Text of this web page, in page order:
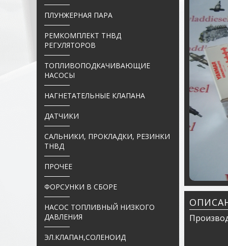
ПЛУНЖЕРНАЯ ПАРА
РЕМКОМПЛЕКТ ТНВД
РЕГУЛЯТОРОВ
ТОПЛИВОПОДКАЧИВАЮЩИЕ
НАСОСЫ
НАГНЕТАТЕЛЬНЫЕ КЛАПАНА
ДАТЧИКИ
САЛЬНИКИ, ПРОКЛАДКИ, РЕЗИНКИ
ТНВД
ПРОЧЕЕ
ФОРСУНКИ В СБОРЕ
НАСОС ТОПЛИВНЫЙ НИЗКОГО
ДАВЛЕНИЯ
ЭЛ.КЛАПАН,СОЛЕНОИД